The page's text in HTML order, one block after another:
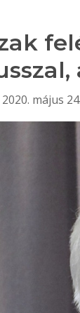
2020. május